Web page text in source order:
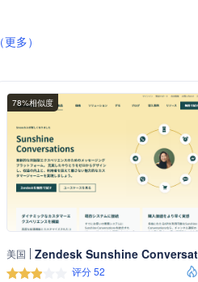
（更多）
78%相似度
美国
评分 52